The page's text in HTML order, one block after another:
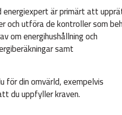
är primärt att
och utföra de kontroller som
om energihushållning och
samt
för din omvärld, exempelvis
du uppfyller kraven.